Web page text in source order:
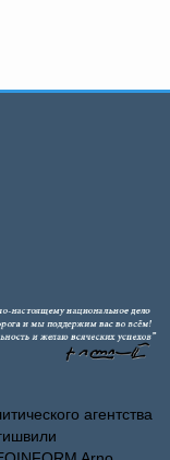
агентства